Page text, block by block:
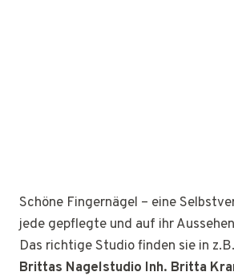
Schöne Fingernägel – eine
jede gepflegte und auf ihr
Das richtige Studio finden sie in
Brittas Nagelstudio Inh. Britta